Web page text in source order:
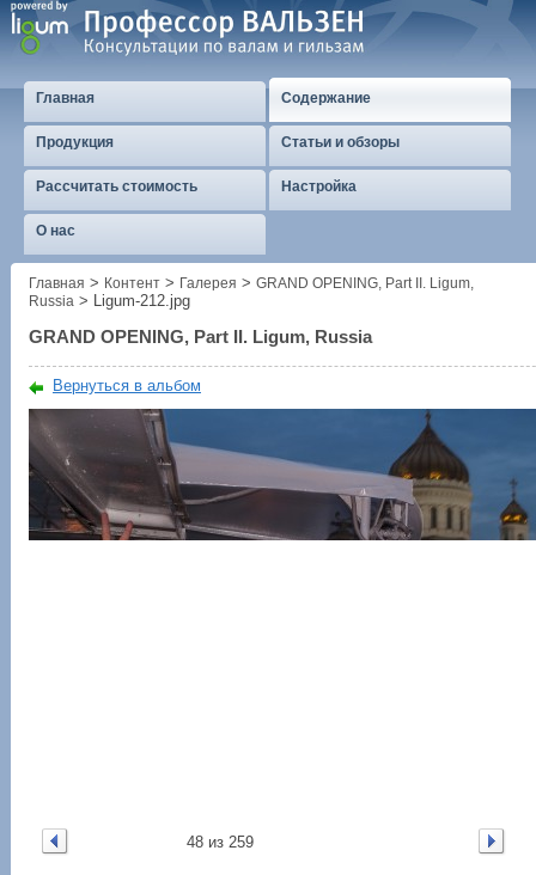
Главная Содержание
Продукция Статьи и обзоры
Рассчитать стоимость Настройка
О нас
Главная > Контент > Галерея > GRAND OPENING, Part II. Ligum,
Russia > Ligum-212.jpg
GRAND OPENING, Part II. Ligum, Russia
Вернуться в альбом
48 из 259